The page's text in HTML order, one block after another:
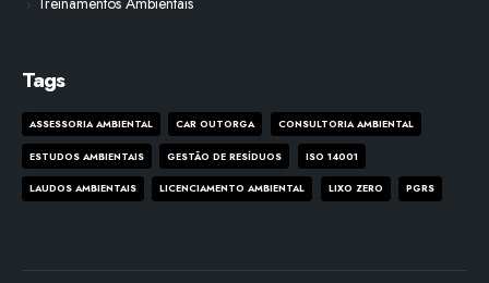
Tags
ASSESSORIA AMBIENTAL CAR OUTORGA CONSULTORIA AMBIENTAL
ESTUDOS AMBIENTAIS GESTÃO DE RESÍDUOS ISO 14001
LAUDOS AMBIENTAIS LICENCIAMENTO AMBIENTAL LIXO ZERO PGRS